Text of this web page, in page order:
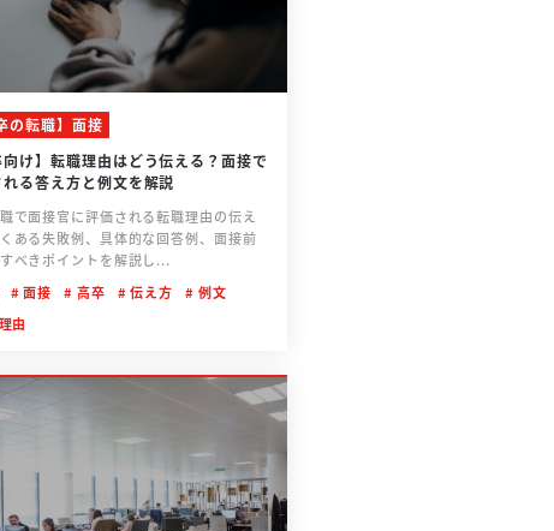
の転職】面接
向け】転職理由はどう伝える？面接で
る答え方と例文を解説
で面接官に評価される転職理由の伝え
ある失敗例、具体的な回答例、面接前
べきポイントを解説し...
面接 高卒 伝え方
例文
由